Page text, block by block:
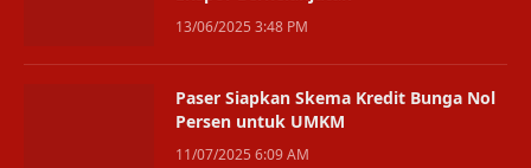
13/06/2025 3:48 PM
Paser Siapkan Skema Kredit Bunga Nol
Persen untuk UMKM
11/07/2025 6:09 AM